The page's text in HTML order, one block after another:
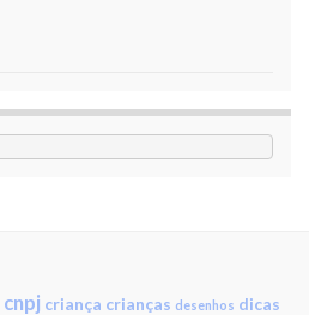
cnpj criança crianças desenhos dicas